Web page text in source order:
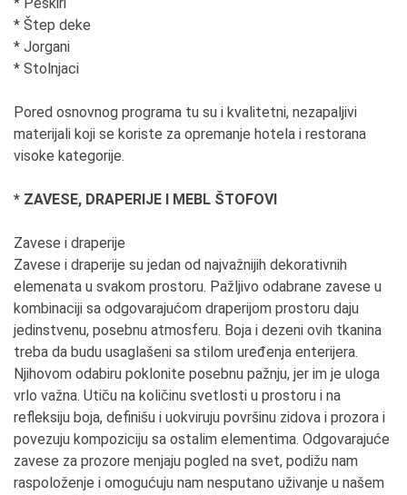
* Štep deke
* Jorgani
* Stolnjaci
Pored osnovnog programa tu su i kvalitetni, nezapaljivi
materijali koji se koriste za opremanje hotela i restorana
visoke kategorije.
* ZAVESE, DRAPERIJE I MEBL ŠTOFOVI
Zavese i draperije
Zavese i draperije su jedan od najvažnijih dekorativnih
elemenata u svakom prostoru. Pažljivo odabrane zavese u
kombinaciji sa odgovarajućom draperijom prostoru daju
jedinstvenu, posebnu atmosferu. Boja i dezeni ovih tkanina
treba da budu usaglašeni sa stilom uređenja enterijera.
Njihovom odabiru poklonite posebnu pažnju, jer im je uloga
vrlo važna. Utiču na količinu svetlosti u prostoru i na
refleksiju boja, definišu i uokviruju površinu zidova i prozora i
povezuju kompoziciju sa ostalim elementima. Odgovarajuće
zavese za prozore menjaju pogled na svet, podižu nam
raspoloženje i omogućuju nam nesputano uživanje u našem